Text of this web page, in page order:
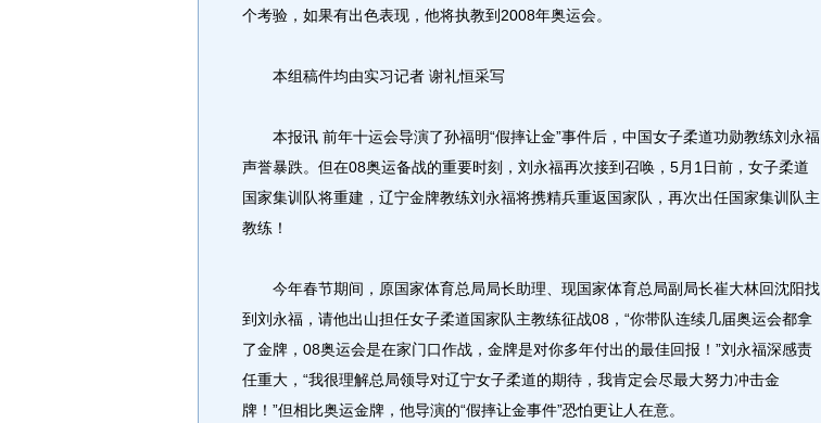
个考验，如果有出色表现，他将执教到2008年奥运会。
本组稿件均由实习记者 谢礼恒采写
本报讯 前年十运会导演了孙福明“假摔让金”事件后，中国女子柔道功勋教练刘永福
声誉暴跌。但在08奥运备战的重要时刻，刘永福再次接到召唤，5月1日前，女子柔道
国家集训队将重建，辽宁金牌教练刘永福将携精兵重返国家队，再次出任国家集训队主
教练！
今年春节期间，原国家体育总局局长助理、现国家体育总局副局长崔大林回沈阳找
到刘永福，请他出山担任女子柔道国家队主教练征战08，“你带队连续几届奥运会都拿
了金牌，08奥运会是在家门口作战，金牌是对你多年付出的最佳回报！”刘永福深感责
任重大，“我很理解总局领导对辽宁女子柔道的期待，我肯定会尽最大努力冲击金
牌！”但相比奥运金牌，他导演的“假摔让金事件”恐怕更让人在意。